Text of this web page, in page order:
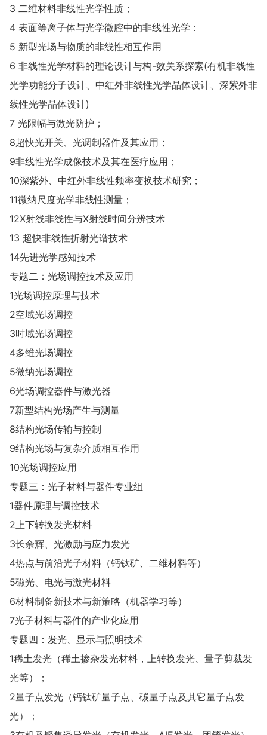
3 二维材料非线性光学性质；
4 表面等离子体与光学微腔中的非线性光学：
5 新型光场与物质的非线性相互作用
6 非线性光学材料的理论设计与构-效关系探索(有机非线性
光学功能分子设计、中红外非线性光学晶体设计、深紫外非
线性光学晶体设计)
7 光限幅与激光防护；
8超快光开关、光调制器件及其应用；
9非线性光学成像技术及其在医疗应用；
10深紫外、中红外非线性频率变换技术研究；
11微纳尺度光学非线性测量；
12X射线非线性与X射线时间分辨技术
13 超快非线性折射光谱技术
14先进光学感知技术
专题二：光场调控技术及应用
1光场调控原理与技术
2空域光场调控
3时域光场调控
4多维光场调控
5微纳光场调控
6光场调控器件与激光器
7新型结构光场产生与测量
8结构光场传输与控制
9结构光场与复杂介质相互作用
10光场调控应用
专题三：光子材料与器件专业组
1器件原理与调控技术
2上下转换发光材料
3长余辉、光激励与应力发光
4热点与前沿光子材料（钙钛矿、二维材料等）
5磁光、电光与激光材料
6材料制备新技术与新策略（机器学习等）
7光子材料与器件的产业化应用
专题四：发光、显示与照明技术
1稀土发光（稀土掺杂发光材料，上转换发光、量子剪裁发
光等）；
2量子点发光（钙钛矿量子点、碳量子点及其它量子点发
光）；